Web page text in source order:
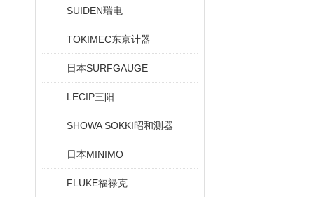
SUIDEN瑞电
TOKIMEC东京计器
日本SURFGAUGE
LECIP三阳
SHOWA SOKKI昭和测器
日本MINIMO
FLUKE福禄克